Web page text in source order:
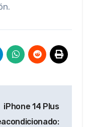
iPhone 14 Plus